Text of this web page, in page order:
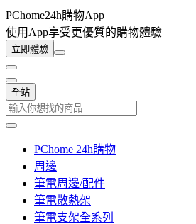
PChome24h購物App
使用App享受更優質的購物體驗
立即體驗
全站
PChome 24h購物
周邊
筆電周邊/配件
筆電散熱架
筆電支架全系列